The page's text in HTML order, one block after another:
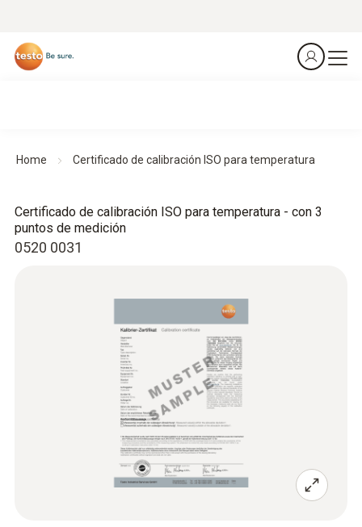
Home Certificado de calibración ISO para temperatura
0520 0031
Certificado de calibración ISO para temperatura - con 3
puntos de medición